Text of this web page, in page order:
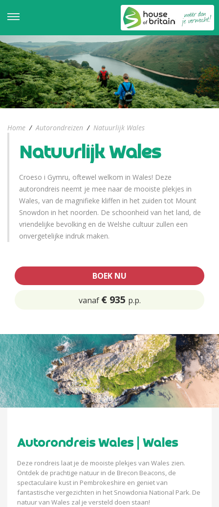
Home / Autorondreizen / Natuurlijk Wales
Natuurlijk Wales
Croeso i Gymru, oftewel welkom in Wales! Deze
autorondreis neemt je mee naar de mooiste plekjes in
Wales, van de magnifieke kliffen in het zuiden tot Mount
Snowdon in het noorden. De schoonheid van het land, de
vriendelijke bevolking en de Welshe cultuur zullen een
onvergetelijke indruk maken.
BOEK NU
vanaf € 935 p.p.
Autorondreis Wales | Wales
Deze rondreis laat je de mooiste plekjes van Wales zien.
Ontdek de prachtige natuur in de Brecon Beacons, de
spectaculaire kust in Pembrokeshire en geniet van
fantastische vergezichten in het Snowdonia National Park. De
natuur van Wales zal je versteld doen staan!